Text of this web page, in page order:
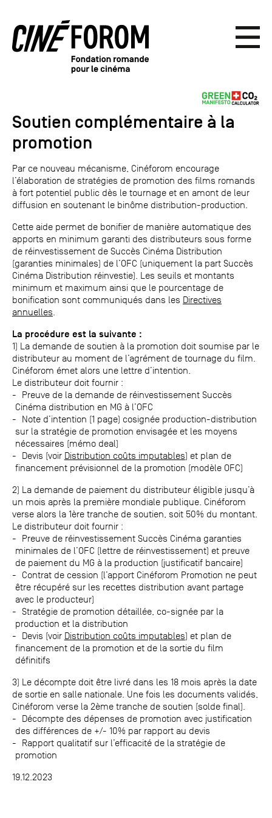
Soutien complémentaire à la
promotion
Par ce nouveau mécanisme, Cinéforom encourage
l’élaboration de stratégies de promotion des films romands
à fort potentiel public dès le tournage et en amont de leur
diffusion en soutenant le binôme distribution-production.
Cette aide permet de bonifier de manière automatique des
apports en minimum garanti des distributeurs sous forme
de réinvestissement de Succès Cinéma Distribution
(garanties minimales) de l’OFC (uniquement la part Succès
Cinéma Distribution réinvestie). Les seuils et montants
minimum et maximum ainsi que le pourcentage de
bonification sont communiqués dans les Directives
annuelles
La procédure est la suivante :
1) La demande de soutien à la promotion doit soumise par le
distributeur au moment de l’agrément de tournage du film.
Cinéforom émet alors une lettre d’intention.
Le distributeur doit fournir :
Preuve de la demande de réinvestissement Succès
Cinéma distribution en MG à l’OFC
Note d’intention (1 page) cosignée production-distribution
sur la stratégie de promotion envisagée et les moyens
nécessaires (mémo deal)
Devis (voir Distribution coûts imputables) et plan de
financement prévisionnel de la promotion (modèle OFC)
2) La demande de paiement du distributeur éligible jusqu’à
un mois après la première mondiale publique. Cinéforom
verse alors la 1ère tranche de soutien, soit 50% du montant.
Le distributeur doit fournir :
Preuve de réinvestissement Succès Cinéma garanties
minimales de l’OFC (lettre de réinvestissement) et preuve
de paiement du MG à la production (justificatif bancaire)
Contrat de cession (l’apport Cinéforom Promotion ne peut
être récupéré sur les recettes distribution avant partage
avec le producteur)
Stratégie de promotion détaillée, co-signée par la
production et la distribution
Devis (voir Distribution coûts imputables) et plan de
financement de la promotion et de la sortie du film
définitifs
3) Le décompte doit être livré dans les 18 mois après la date
de sortie en salle nationale. Une fois les documents validés,
Cinéforom verse la 2ème tranche de soutien (solde final).
Décompte des dépenses de promotion avec justification
des différences de +/- 10% par rapport au devis
Rapport qualitatif sur l’efficacité de la stratégie de
promotion
19.12.2023